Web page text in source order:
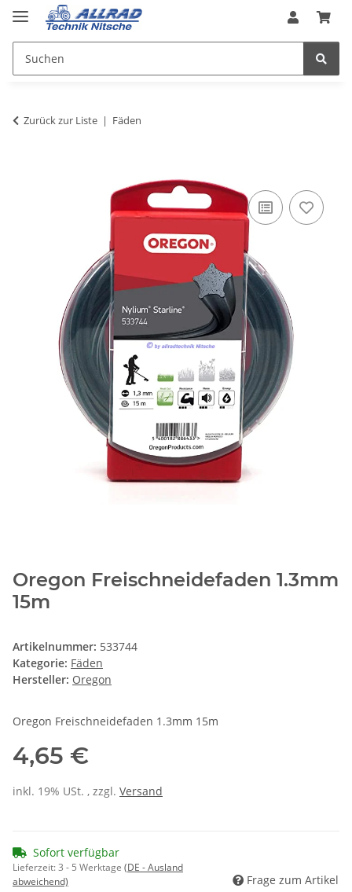
Zurück zur Liste Fäden
Oregon Freischneidefaden 1.3mm
15m
Artikelnummer: 533744
Kategorie: Fäden
Hersteller: Oregon
Oregon Freischneidefaden 1.3mm 15m
4,65 €
inkl. 19% USt. , zzgl. Versand
Sofort verfügbar
Lieferzeit:3 - 5 Werktage (DE - Ausland
abweichend)
Frage zum Artikel